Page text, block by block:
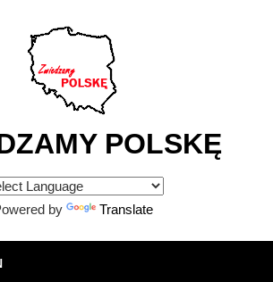
POLSKĘ
by Translate